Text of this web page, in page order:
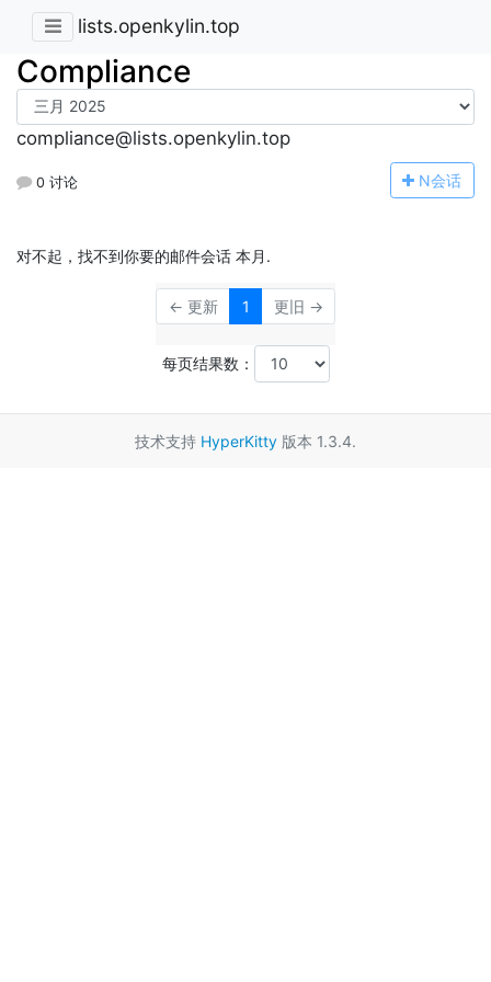
lists.openkylin.top
Compliance
compliance@lists.openkylin.top
0 讨论 N会话
对不起，找不到你要的邮件会话 本月.
← 更新 1 更旧 →
每页结果数：
技术支持 HyperKitty 版本 1.3.4.